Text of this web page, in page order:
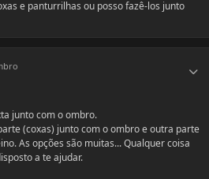
e panturrilhas ou posso fazê-los junto
junto com o ombro.
(coxas) junto com o ombro e outra parte
As opções são muitas... Qualquer coisa
a te ajudar.